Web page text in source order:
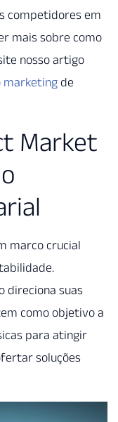
competidores em
mais sobre como
nosso artigo
marketing de
Market
marco crucial
direciona suas
como objetivo a
para atingir
soluções